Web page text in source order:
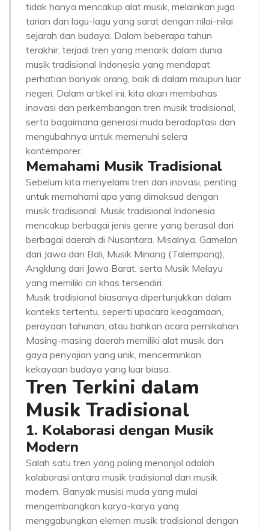
tidak hanya mencakup alat musik, melainkan juga
tarian dan lagu-lagu yang sarat dengan nilai-nilai
sejarah dan budaya. Dalam beberapa tahun
terakhir, terjadi tren yang menarik dalam dunia
musik tradisional Indonesia yang mendapat
perhatian banyak orang, baik di dalam maupun luar
negeri. Dalam artikel ini, kita akan membahas
inovasi dan perkembangan tren musik tradisional,
serta bagaimana generasi muda beradaptasi dan
mengubahnya untuk memenuhi selera
kontemporer.
Memahami Musik Tradisional
Sebelum kita menyelami tren dan inovasi, penting
untuk memahami apa yang dimaksud dengan
musik tradisional. Musik tradisional Indonesia
mencakup berbagai jenis genre yang berasal dari
berbagai daerah di Nusantara. Misalnya, Gamelan
dari Jawa dan Bali, Musik Minang (Talempong),
Angklung dari Jawa Barat, serta Musik Melayu
yang memiliki ciri khas tersendiri.
Musik tradisional biasanya dipertunjukkan dalam
konteks tertentu, seperti upacara keagamaan,
perayaan tahunan, atau bahkan acara pernikahan.
Masing-masing daerah memiliki alat musik dan
gaya penyajian yang unik, mencerminkan
kekayaan budaya yang luar biasa.
Tren Terkini dalam
Musik Tradisional
1. Kolaborasi dengan Musik
Modern
Salah satu tren yang paling menonjol adalah
kolaborasi antara musik tradisional dan musik
modern. Banyak musisi muda yang mulai
mengembangkan karya-karya yang
menggabungkan elemen musik tradisional dengan